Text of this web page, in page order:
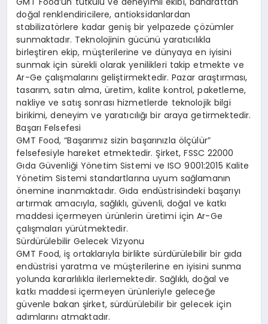
doğal renklendiricilere, antioksidanlardan
stabilizatörlere kadar geniş bir yelpazede çözümler
sunmaktadır. Teknolojinin gücünü yaratıcılıkla
birleştiren ekip, müşterilerine ve dünyaya en iyisini
sunmak için sürekli olarak yenilikleri takip etmekte ve
Ar-Ge çalışmalarını geliştirmektedir. Pazar araştırması,
tasarım, satın alma, üretim, kalite kontrol, paketleme,
nakliye ve satış sonrası hizmetlerde teknolojik bilgi
birikimi, deneyim ve yaratıcılığı bir araya getirmektedir.
Başarı Felsefesi
GMT Food, “Başarımız sizin başarınızla ölçülür”
felsefesiyle hareket etmektedir. Şirket, FSSC 22000
Gıda Güvenliği Yönetim Sistemi ve ISO 9001:2015 Kalite
Yönetim Sistemi standartlarına uyum sağlamanın
önemine inanmaktadır. Gıda endüstrisindeki başarıyı
artırmak amacıyla, sağlıklı, güvenli, doğal ve katkı
maddesi içermeyen ürünlerin üretimi için Ar-Ge
çalışmaları yürütmektedir.
Sürdürülebilir Gelecek Vizyonu
GMT Food, iş ortaklarıyla birlikte sürdürülebilir bir gıda
endüstrisi yaratma ve müşterilerine en iyisini sunma
yolunda kararlılıkla ilerlemektedir. Sağlıklı, doğal ve
katkı maddesi içermeyen ürünleriyle geleceğe
güvenle bakan şirket, sürdürülebilir bir gelecek için
adımlarını atmaktadır.